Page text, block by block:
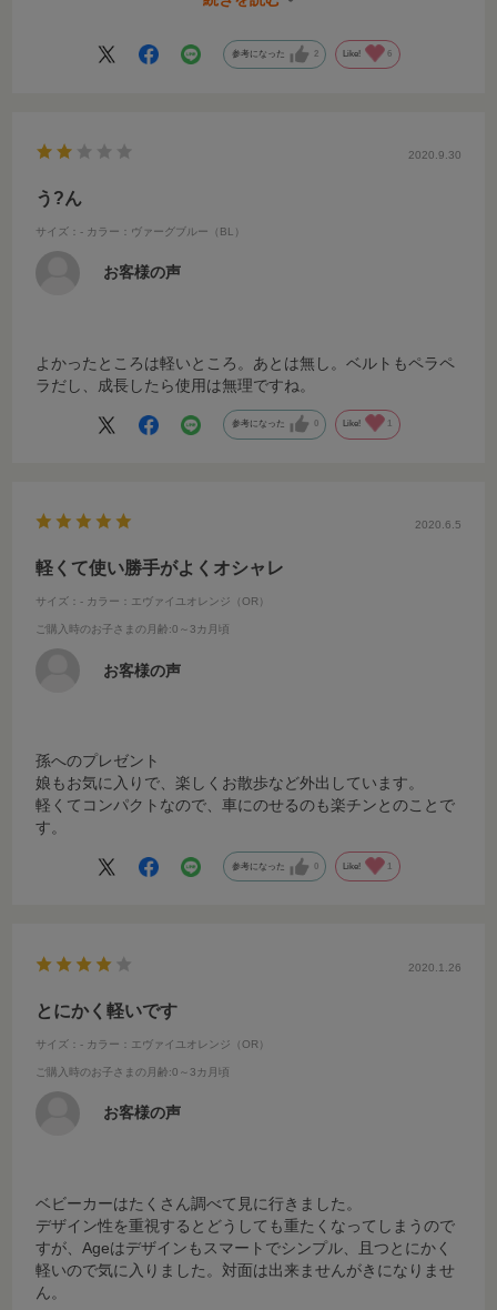
一点、改善していただきたい点は、ベビーカーを畳んだ時に
前輪を上手く内側に入れ込まないと自立せず、それが手間だ
参考になった 2 Like! 6
2020.9.30
う?ん
サイズ：- カラー：ヴァーグブルー（BL）
お客様の声
よかったところは軽いところ。あとは無し。ベルトもペラペ
ラだし、成長したら使用は無理ですね。
参考になった 0 Like! 1
2020.6.5
軽くて使い勝手がよくオシャレ
サイズ：- カラー：エヴァイユオレンジ（OR）
ご購入時のお子さまの月齢:0～3カ月頃
お客様の声
孫へのプレゼント
娘もお気に入りで、楽しくお散歩など外出しています。
軽くてコンパクトなので、車にのせるのも楽チンとのことで
す。
参考になった 0 Like! 1
2020.1.26
とにかく軽いです
サイズ：- カラー：エヴァイユオレンジ（OR）
ご購入時のお子さまの月齢:0～3カ月頃
お客様の声
ベビーカーはたくさん調べて見に行きました。
デザイン性を重視するとどうしても重たくなってしまうので
すが、Ageはデザインもスマートでシンプル、且つとにかく
軽いので気に入りました。対面は出来ませんがきになりませ
ん。